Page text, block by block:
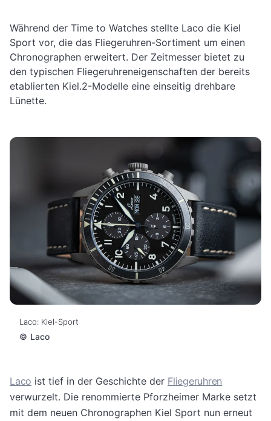
Während der Time to Watches stellte Laco die Kiel
Sport vor, die das Fliegeruhren-Sortiment um einen
Chronographen erweitert. Der Zeitmesser bietet zu
den typischen Fliegeruhreneigenschaften der bereits
etablierten Kiel.2-Modelle eine einseitig drehbare
Lünette.
Laco: Kiel-Sport
© Laco
Laco ist tief in der Geschichte der Fliegeruhren
verwurzelt. Die renommierte Pforzheimer Marke setzt
mit dem neuen Chronographen Kiel Sport nun erneut